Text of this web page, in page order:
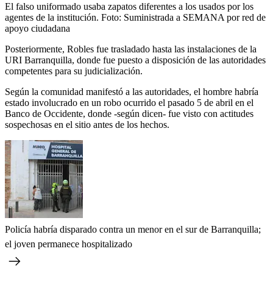
El falso uniformado usaba zapatos diferentes a los usados por los
agentes de la institución. Foto: Suministrada a SEMANA por red de
apoyo ciudadana
Posteriormente, Robles fue trasladado hasta las instalaciones de la
URI Barranquilla, donde fue puesto a disposición de las autoridades
competentes para su judicialización.
Según la comunidad manifestó a las autoridades, el hombre habría
estado involucrado en un robo ocurrido el pasado 5 de abril en el
Banco de Occidente, donde -según dicen- fue visto con actitudes
sospechosas en el sitio antes de los hechos.
Policía habría disparado contra un menor en el sur de Barranquilla;
el joven permanece hospitalizado